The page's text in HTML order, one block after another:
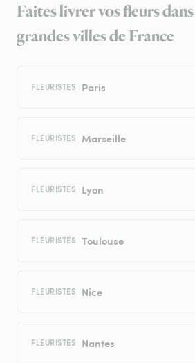
Faites livrer vos fleurs
grandes villes de France
FLEURISTES Paris
FLEURISTES Marseille
FLEURISTES Lyon
FLEURISTES Toulouse
FLEURISTES Nice
FLEURISTES Nantes